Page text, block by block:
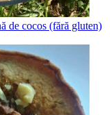
de cocos (fără gluten)